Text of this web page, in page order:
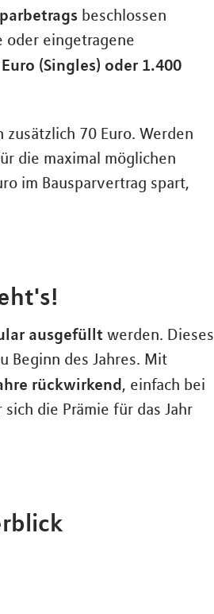
beschlossen
oder eingetragene
(Singles) oder 1.400
70 Euro. Werden
die maximal möglichen
im Bausparvertrag spart,
ausgefüllt werden. Dieses
Beginn des Jahres. Mit
rückwirkend, einfach bei
die Prämie für das Jahr